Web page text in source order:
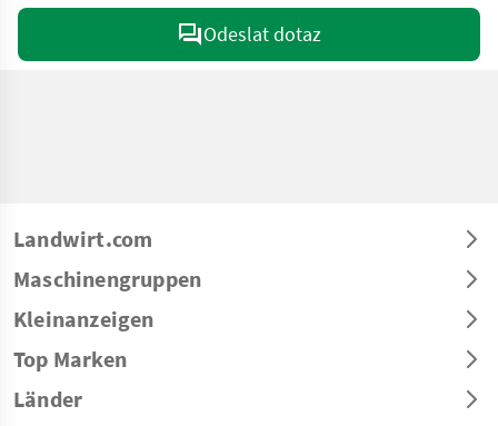
Odeslat dotaz
Landwirt.com
Maschinengruppen
Kleinanzeigen
Top Marken
Länder